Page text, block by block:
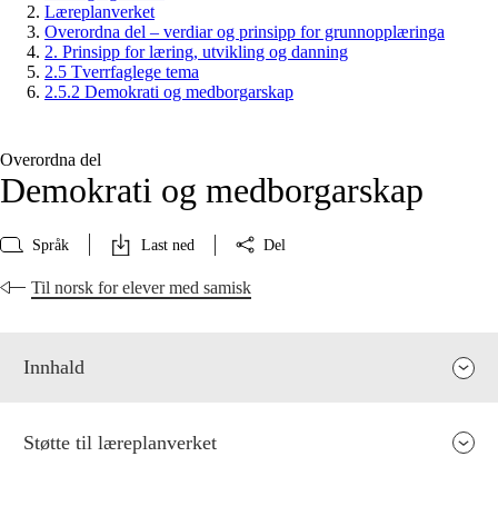
Læreplanverket
Overordna del – verdiar og prinsipp for grunnopplæringa
2. Prinsipp for læring, utvikling og danning
2.5 Tverrfaglege tema
2.5.2 Demokrati og medborgarskap
Overordna del
Demokrati og medborgarskap
Språk Last ned Del
Til norsk for elever med samisk
Innhald
Støtte til læreplanverket